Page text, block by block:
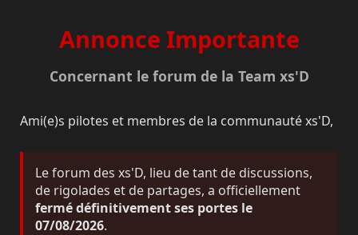
Annonce Importante
Concernant le forum de la Team xs'D
Ami(e)s pilotes et membres de la communauté xs'D,
Le forum des xs'D, lieu de tant de discussions,
de rigolades et de partages, a officiellement
fermé définitivement ses portes le
07/08/2026.